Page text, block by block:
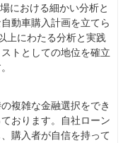
における細かい分析と
動車購入計画を立てら
上にわたる分析と実践
トとしての地位を確立
複雑な金融選択をでき
おります。自社ローン
購入者が自信を持って